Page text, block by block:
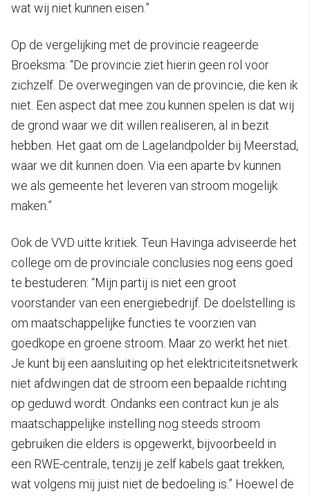
wat wij niet kunnen eisen.”
Op de vergelijking met de provincie reageerde
Broeksma: “De provincie ziet hierin geen rol voor
zichzelf. De overwegingen van de provincie, die ken ik
niet. Een aspect dat mee zou kunnen spelen is dat wij
de grond waar we dit willen realiseren, al in bezit
hebben. Het gaat om de Lagelandpolder bij Meerstad,
waar we dit kunnen doen. Via een aparte bv kunnen
we als gemeente het leveren van stroom mogelijk
maken.”
Ook de VVD uitte kritiek. Teun Havinga adviseerde het
college om de provinciale conclusies nog eens goed
te bestuderen: “Mijn partij is niet een groot
voorstander van een energiebedrijf. De doelstelling is
om maatschappelijke functies te voorzien van
goedkope en groene stroom. Maar zo werkt het niet.
Je kunt bij een aansluiting op het elektriciteitsnetwerk
niet afdwingen dat de stroom een bepaalde richting
op geduwd wordt. Ondanks een contract kun je als
maatschappelijke instelling nog steeds stroom
gebruiken die elders is opgewerkt, bijvoorbeeld in
een RWE-centrale, tenzij je zelf kabels gaat trekken,
wat volgens mij juist niet de bedoeling is.” Hoewel de